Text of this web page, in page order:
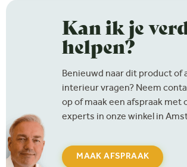
Kan ik je
helpen?
Benieuwd naar dit product of
interieur vragen? Neem
op of maak een afspraak met
experts in onze winkel in
MAAK AFSPRAAK